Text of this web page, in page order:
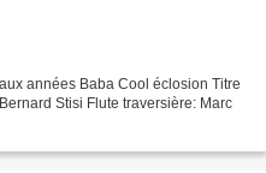
années Baba Cool éclosion Titre
Stisi Flute traversière: Marc